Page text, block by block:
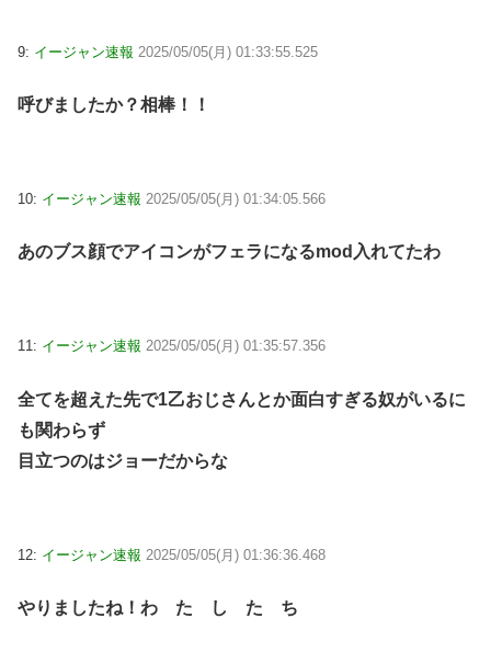
9: イージャン速報 2025/05/05(月) 01:33:55.525
呼びましたか？相棒！！
10: イージャン速報 2025/05/05(月) 01:34:05.566
あのブス顔でアイコンがフェラになるmod入れてたわ
11: イージャン速報 2025/05/05(月) 01:35:57.356
全てを超えた先で1乙おじさんとか面白すぎる奴がいるに
も関わらず
目立つのはジョーだからな
12: イージャン速報 2025/05/05(月) 01:36:36.468
やりましたね！わ た し た ち